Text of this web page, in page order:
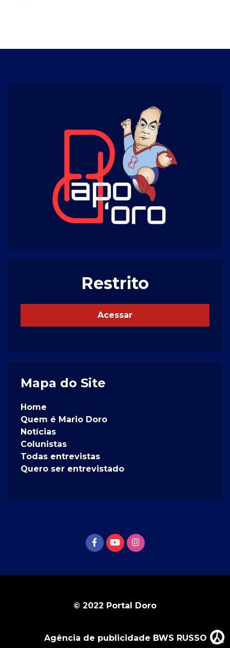
Restrito
Acessar
Mapa do Site
Home
Quem é Mario Doro
Notícias
Colunistas
Todas entrevistas
Quero ser entrevistado
© 2022 Portal Doro
Agência de publicidade BWS RUSSO